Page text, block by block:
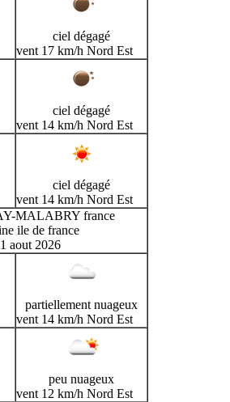
ciel dégagé
vent 17 km/h Nord Est
ciel dégagé
vent 14 km/h Nord Est
ciel dégagé
vent 14 km/h Nord Est
MALABRY france
ile de france
aout 2026
partiellement nuageux
vent 14 km/h Nord Est
peu nuageux
vent 12 km/h Nord Est